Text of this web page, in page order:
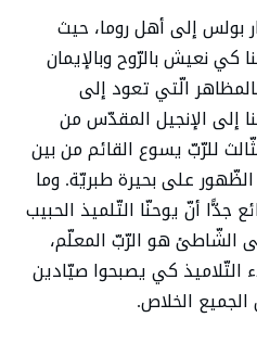
بولس إلى أهل روما، حيث
كي نعيش بالرّوح وبالإيمان
الّتي تعود إلى
إلى الإنجيل المقدّس من
للرّبّ يسوع القائم من بين
على بحيرة طبريّة. وما
جدًّا أنّ يوحنّا التّلميذ الحبيب
هو الرّبّ المعلّم،
التّلاميذ كي يصبحوا صيّادين
الجميع الخلاص.